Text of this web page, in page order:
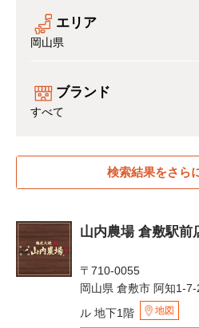
エリア
岡山県
ブランド
すべて
検索結果をさら
山内農場 倉敷駅前
〒710-0055
岡山県 倉敷市 阿知1-
ル 地下1階
地図